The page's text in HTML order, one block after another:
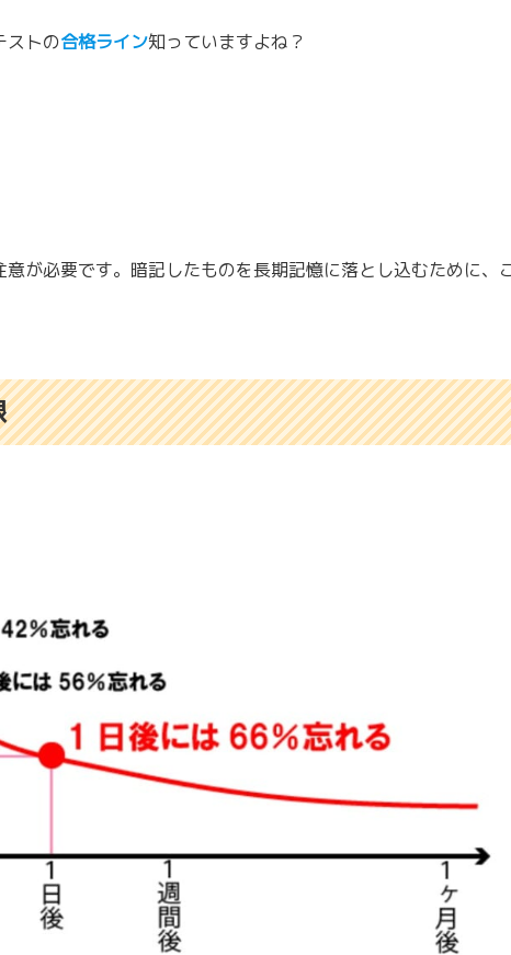
ストの合格ライン知っていますよね？
が必要です。暗記したものを長期記憶に落とし込むために、